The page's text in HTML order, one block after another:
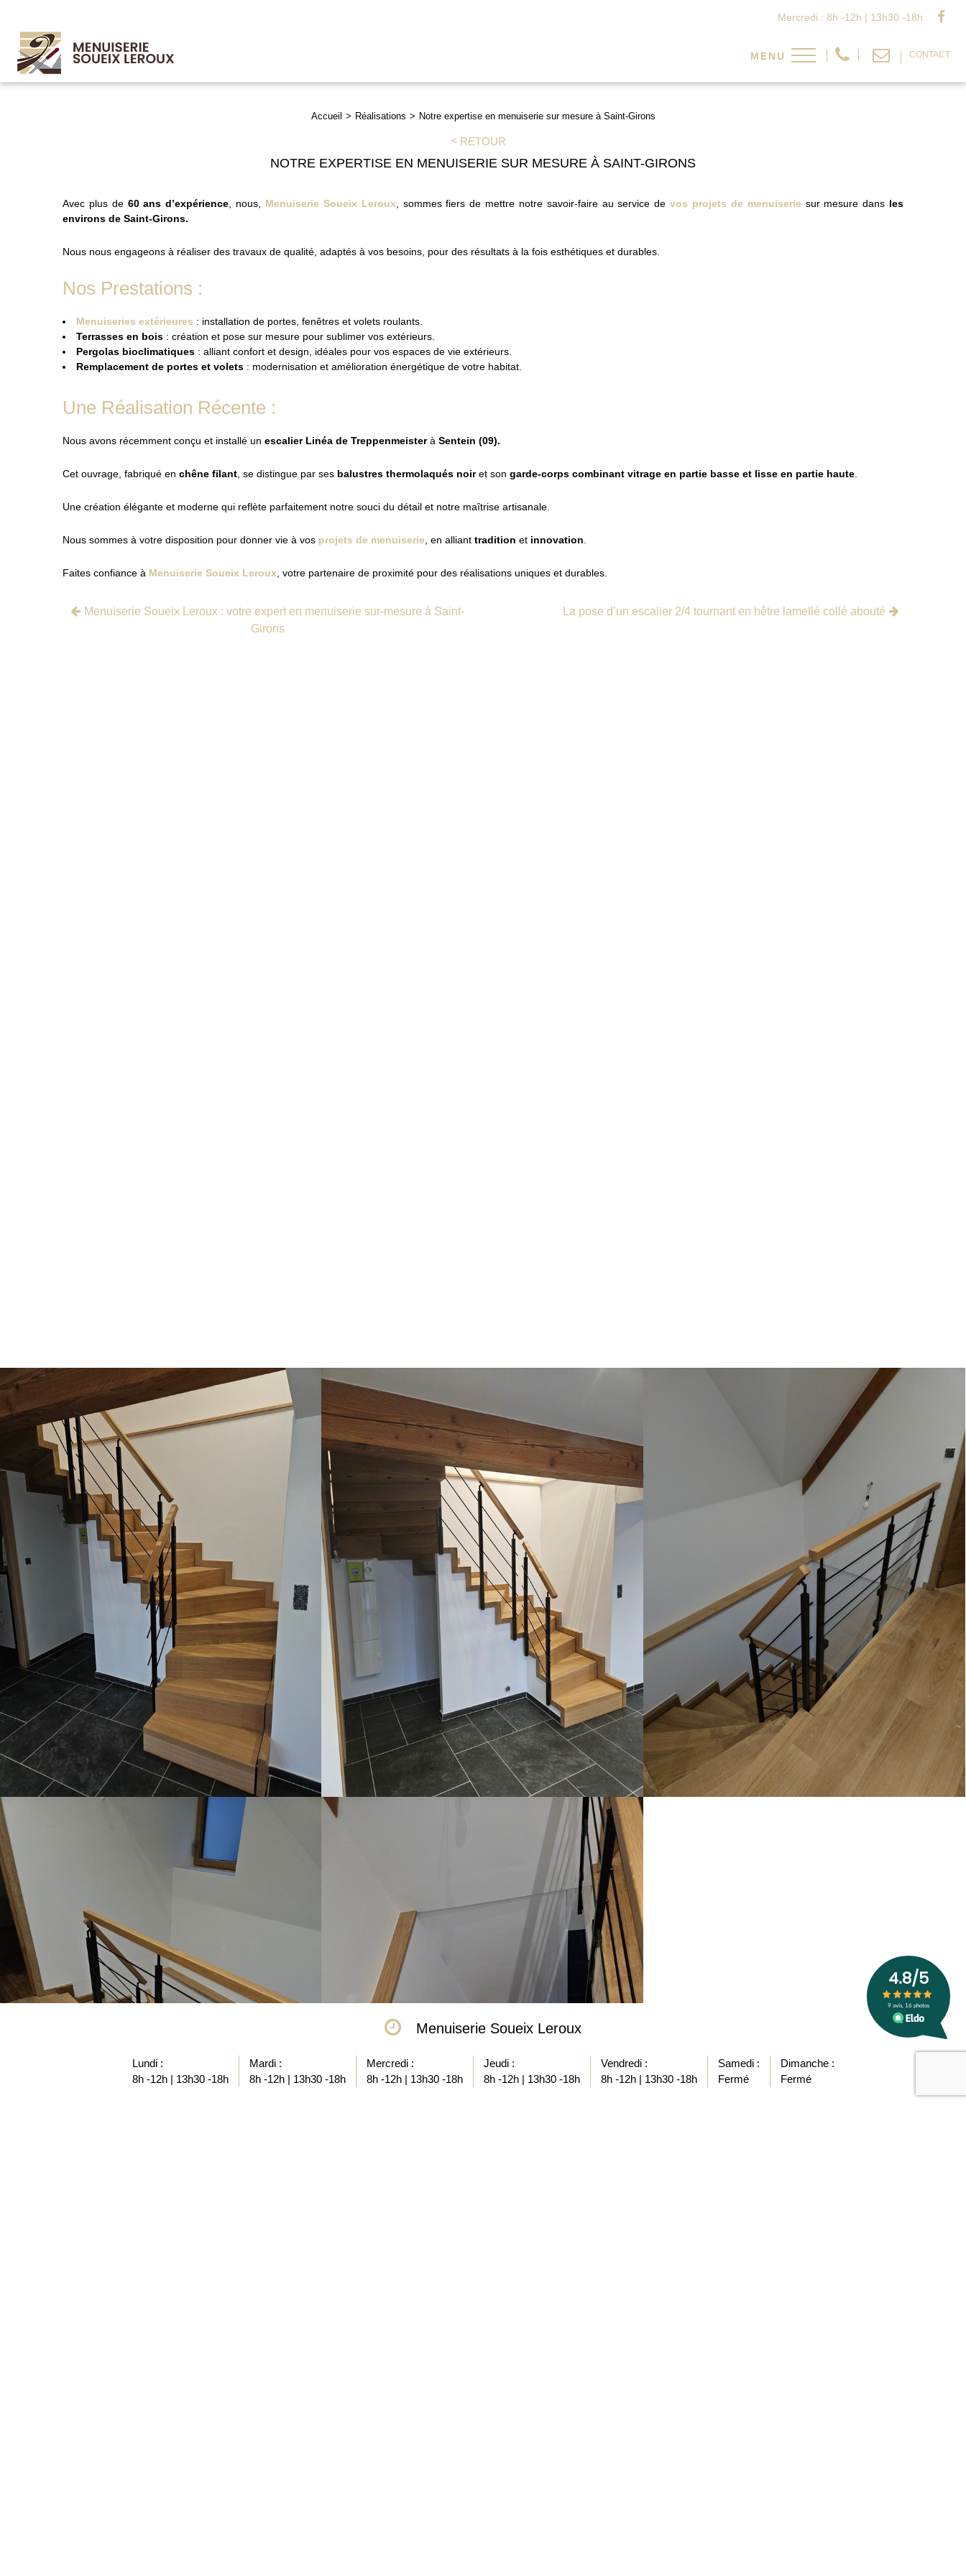
Mercredi : 8h -12h | 13h30 -18h
CONTACT
Accueil Réalisations Notre expertise en menuiserie sur mesure à Saint-Girons
RETOUR
NOTRE EXPERTISE EN MENUISERIE SUR MESURE À SAINT-GIRONS
Avec plus de 60 ans d’expérience , nous, Menuiserie Soueix Leroux , sommes fiers de mettre notre savoir-faire au service devos projets de menuiseriesur mesure dans les
environs de Saint-Girons.
Nous nous engageons à réaliser des travaux de qualité, adaptés à vos besoins, pour des résultats à la fois esthétiques et durables.
Nos Prestations :
Menuiseries extérieures : installation de portes, fenêtres et volets roulants.
Terrasses en bois : création et pose sur mesure pour sublimer vos extérieurs.
Pergolas bioclimatiques : alliant confort et design, idéales pour vos espaces de vie extérieurs.
Remplacement de portes et volets : modernisation et amélioration énergétique de votre habitat.
Une Réalisation Récente :
Nous avons récemment conçu et installé un escalier Linéa de Treppenmeisterà Sentein (09).
Cet ouvrage, fabriqué en chêne filant , se distingue par ses balustres thermolaqués noiret son garde-corps combinant vitrage en partie basse et lisse en partie haute
Une création élégante et moderne qui reflète parfaitement notre souci du détail et notre maîtrise artisanale.
Nous sommes à votre disposition pour donner vie à vos projets de menuiserie , en alliant tradition et innovation
Faites confiance à Menuiserie Soueix Leroux , votre partenaire de proximité pour des réalisations uniques et durables.
Menuiserie Soueix Leroux : votre expert en menuiserie sur-mesure à Saint-
Girons
La pose d’un escalier 2/4 tournant en hêtre lamellé collé abouté
Menuiserie Soueix Leroux
Lundi :
8h -12h | 13h30 -18h
Mardi :
8h -12h | 13h30 -18h
Mercredi :
8h -12h | 13h30 -18h
Jeudi :
8h -12h | 13h30 -18h
Vendredi :
8h -12h | 13h30 -18h
Samedi :
Fermé
Dimanche :
Fermé